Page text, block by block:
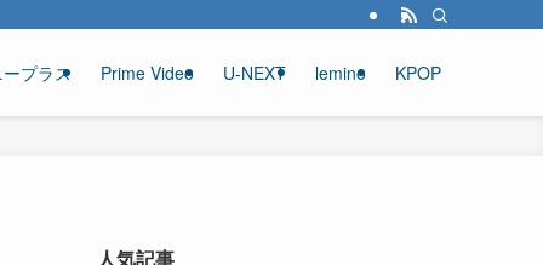
プラス Prime Video U-NEXT lemino KPOP
人気記事